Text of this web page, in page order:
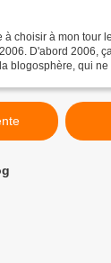
à choisir à mon tour
D'abord 2006,
blogosphère, qui